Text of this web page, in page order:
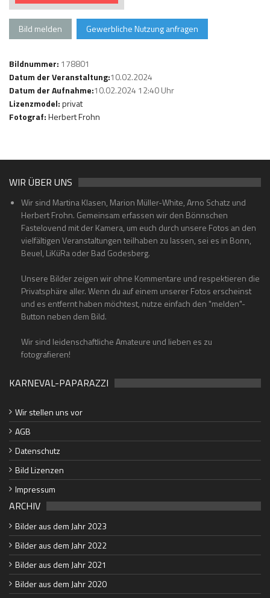
Bild melden Gewerbliche Nutzung anfragen
Bildnummer: 178801
Datum der Veranstaltung:10.02.2024
Datum der Aufnahme:10.02.2024 12:40 Uhr
Lizenzmodel:privat
Fotograf:Herbert Frohn
WIR ÜBER UNS
Wir sind Martina Klasen, Marion Müller-White, Arno Schatz und
Herbert Frohn. Gemeinsam erfassen wir den Bönnschen
Fastelovend mit der Kamera, um euch durch unsere Fotos an den
vielfältigen Veranstaltungen teilhaben zu lassen, sei es in Bonn,
Beuel, LiKüRa oder Bad Godesberg.
Unsere Bilder zeigen wir ohne Kommentare und respektieren die
Privatsphäre aller. Wenn du auf einem unserer Fotos erscheinst
und es entfernt haben möchtest, nutze einfach den "melden"-
Button neben dem Bild.
Wir sind leidenschaftliche Amateure und lieben es zu
fotografieren!
KARNEVAL-PAPARAZZI
Wir stellen uns vor
AGB
Datenschutz
Bild Lizenzen
Impressum
ARCHIV
Bilder aus dem Jahr 2023
Bilder aus dem Jahr 2022
Bilder aus dem Jahr 2021
Bilder aus dem Jahr 2020